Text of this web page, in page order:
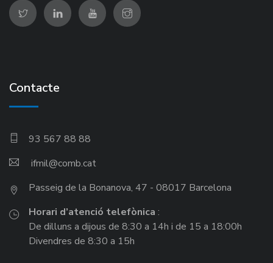
Contacte
93 567 88 88
ifmil
Passeig de la Bonanova, 47 - 08017 Barcelona
Horari d’atenció telefònica :
De dilluns a dijous de 8:30 a 14h i de 15 a 18:00h
Divendres de 8:30 a 15h